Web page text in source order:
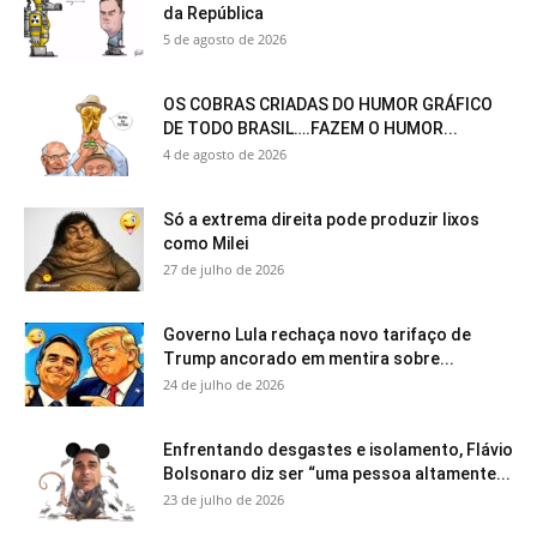
da República
5 de agosto de 2026
OS COBRAS CRIADAS DO HUMOR GRÁFICO
DE TODO BRASIL….FAZEM O HUMOR...
4 de agosto de 2026
Só a extrema direita pode produzir lixos
como Milei
27 de julho de 2026
Governo Lula rechaça novo tarifaço de
Trump ancorado em mentira sobre...
24 de julho de 2026
Enfrentando desgastes e isolamento, Flávio
Bolsonaro diz ser “uma pessoa altamente...
23 de julho de 2026